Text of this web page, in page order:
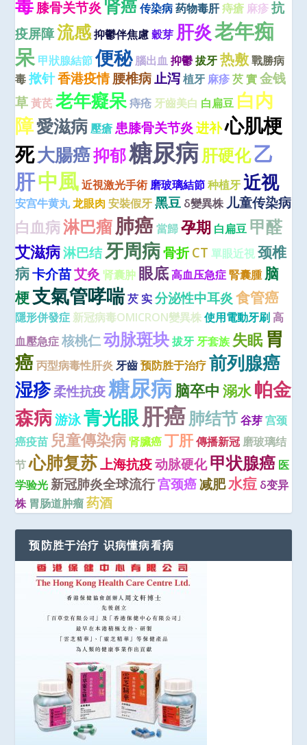
毒膝骨关节炎 肾癌 传染病 药物毒肝痔瘡 麻疹 抗
疫屏障流感抑鬱伴焦慮 穀芽 肝炎老年痴
呆 甲狀腺結節 便秘 腦出血 抑鬱 拔牙 热敷 戰勝病
毒 揿针香港疫情腰椎病止泻 植牙 麻疹 芡 實 金钱
草 黃芪 老年癡呆痔疮 牙齒美白 白扁豆 白内
障愛滋病 壓瘡 患膝骨关节炎 进补心肌梗
死大腸癌抑郁糖尿病肝硬化乙
肝中風 近視激光手術 磨玻璃結節 种植牙 近视
安宫牛黄丸龙眼肉 安裝假牙 黑豆 δ變異株 儿童传染病
白血病淋巴瘤肺癌 當歸 孕期 白扁豆 甲醛
艾滋病淋巴结牙周病骨折CT 單眼近視 颈椎
病卡介苗艾灸 肾囊肿 眼底 高血压急症 腎囊腫 脑
梗支氣管哮喘芡 实 分泌性中耳炎 食管癌
隱形併發症 新冠病毒OMICRON變異株 使用電動牙刷 高
血壓急症 核桃仁动脉斑块 拔牙 牙套族 失眠 胃
癌 丙型病毒性肝炎 牙齒 预防胜于治疗 前列腺癌
湿疹柔性抗疫糖尿病脑卒中 溺水帕金
森病游泳青光眼肝癌肺结节 谷芽 宫颈
癌疫苗 兒童傳染病 肾臟癌 丁肝傳播新冠 磨玻璃结
节 心肺复苏上海抗疫动脉硬化甲状腺癌 医
学验光 新冠肺炎全球流行宫颈癌减肥水痘 δ变异
株 胃肠道肿瘤 药酒
预防胜于治疗 识病懂病看病